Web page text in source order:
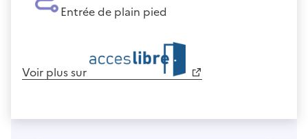
Entrée de plain pied
Voir plus sur